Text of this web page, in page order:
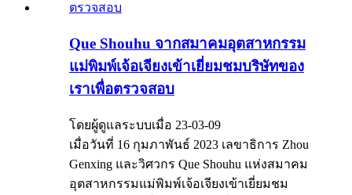
Que Shouhu จากสมาคมอุตสาหกรรม
แม่พิมพ์เจ้อเจียงเข้าเยี่ยมชมบริษัทของ
เราเพื่อตรวจสอบ
โดยผู้ดูแลระบบเมื่อ 23-03-09
เมื่อวันที่ 16 กุมภาพันธ์ 2023 เลขาธิการ Zhou
Genxing และวิศวกร Que Shouhu แห่งสมาคม
อุตสาหกรรมแม่พิมพ์เจ้อเจียงเข้าเยี่ยมชม